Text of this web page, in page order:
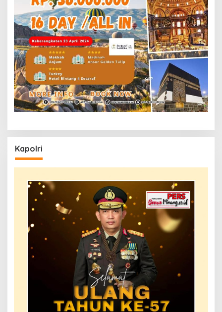
Kapolri